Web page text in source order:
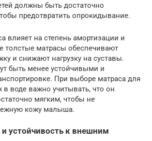
должны быть достаточно
предотвратить опрокидывание.
влияет на степень амортизации и
толстые матрасы обеспечивают
и снижают нагрузку на суставы.
быть менее устойчивыми и
При выборе матраса для
воде важно учитывать, что он
мягким, чтобы не
кожу малыша.
и устойчивость к внешним